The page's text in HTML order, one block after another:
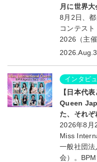
月に世界大
8月2日、
コンテス
2026（主
2026.Aug.3
インタビ
【日本代
Queen
た、それぞ
2026年8月
Miss
一般社団
会）。